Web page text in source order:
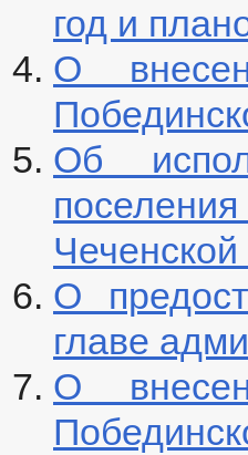
год и
О
Об
Чеченской
О
главе
О